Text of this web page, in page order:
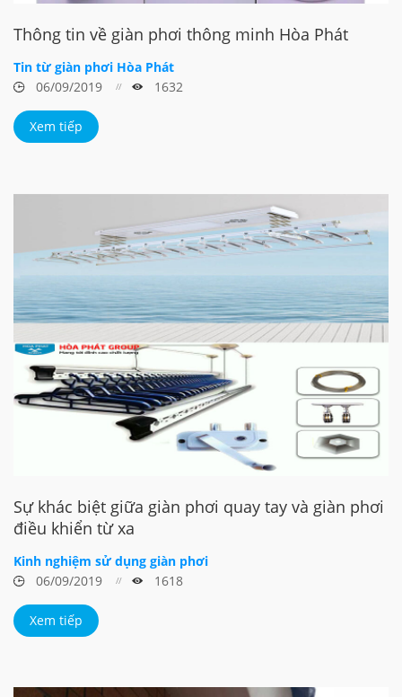
Thông tin về giàn phơi thông minh Hòa Phát
Tin từ giàn phơi Hòa Phát
06/09/2019
1632
Xem tiếp
Sự khác biệt giữa giàn phơi quay tay và giàn phơi
điều khiển từ xa
Kinh nghiệm sử dụng giàn phơi
06/09/2019
1618
Xem tiếp